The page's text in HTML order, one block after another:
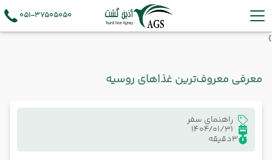
051-37505050
}
معرفی معروف‌ترین غذاهای روسیه
راهنمای سفر
1404/01/31
3دقیقه